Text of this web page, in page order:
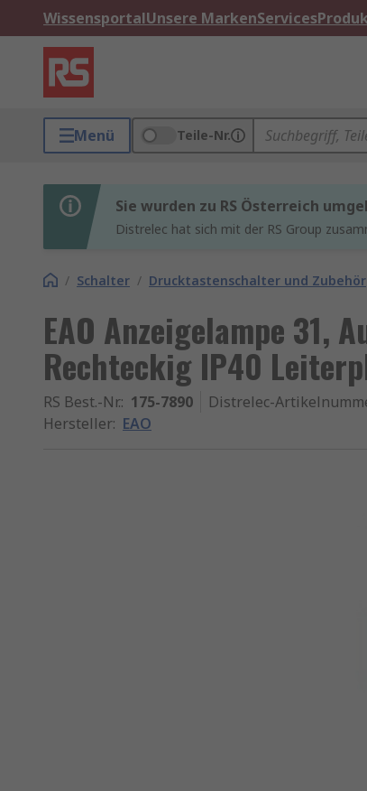
WissensportalUnsere MarkenServices
Menü Teile-Nr.
Sie wurden zu RS Österreich
Distrelec hat sich mit der RS Group
/ Schalter / Drucktastenschalter und Zubehör
EAO Anzeigelampe 31,
Rechteckig IP40
RS Best.-Nr.: 175-7890 Distrelec-
Hersteller: EAO